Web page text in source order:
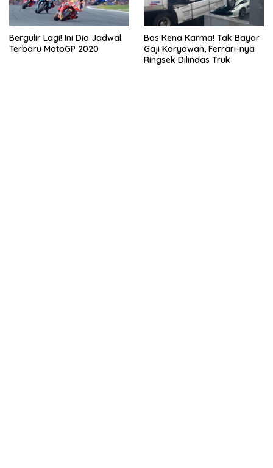
Bergulir Lagi! Ini Dia Jadwal
Terbaru MotoGP 2020
Bos Kena Karma! Tak Bayar
Gaji Karyawan, Ferrari-nya
Ringsek Dilindas Truk